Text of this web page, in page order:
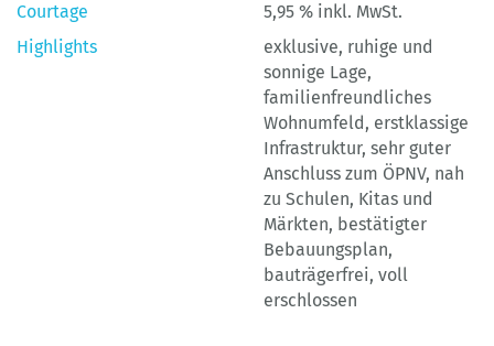
Courtage
5,95 % inkl. MwSt.
Highlights
exklusive, ruhige und
sonnige Lage,
familienfreundliches
Wohnumfeld, erstklassige
Infrastruktur, sehr guter
Anschluss zum ÖPNV, nah
zu Schulen, Kitas und
Märkten, bestätigter
Bebauungsplan,
bauträgerfrei, voll
erschlossen